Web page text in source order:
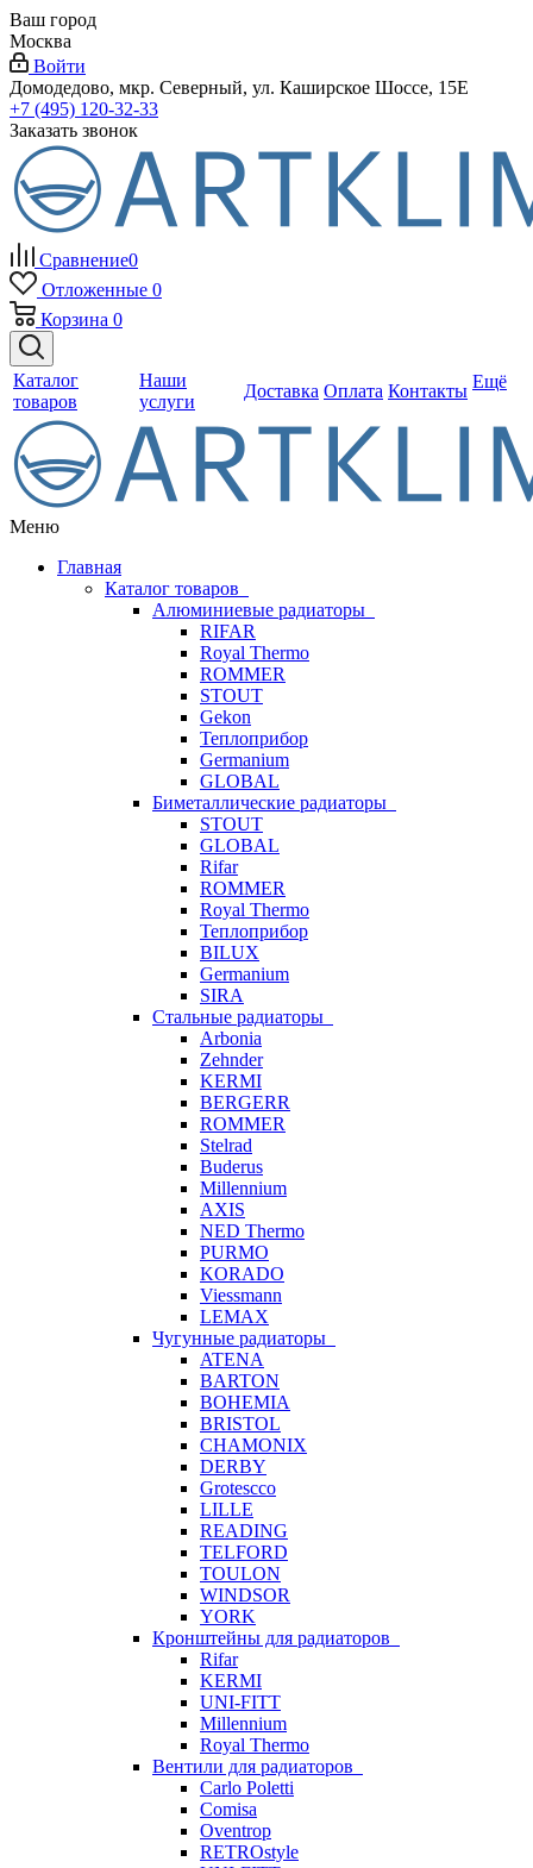
Ваш город
Москва
Войти
Домодедово, мкр. Северный, ул. Каширское Шоссе, 15Е
+7 (495) 120-32-33
Заказать звонок
Сравнение0
Отложенные 0
Корзина 0
Каталог
товаров
Наши
услуги
Доставка Оплата Контакты Ещё
Меню
Главная
Каталог товаров
Алюминиевые радиаторы
RIFAR
Royal Thermo
ROMMER
STOUT
Gekon
Теплоприбор
Germanium
GLOBAL
Биметаллические радиаторы
STOUT
GLOBAL
Rifar
ROMMER
Royal Thermo
Теплоприбор
BILUX
Germanium
SIRA
Стальные радиаторы
Arbonia
Zehnder
KERMI
BERGERR
ROMMER
Stelrad
Buderus
Millennium
AXIS
NED Thermo
PURMO
KORADO
Viessmann
LEMAX
Чугунные радиаторы
ATENA
BARTON
BOHEMIA
BRISTOL
CHAMONIX
DERBY
Grotescco
LILLE
READING
TELFORD
TOULON
WINDSOR
YORK
Кронштейны для радиаторов
Rifar
KERMI
UNI-FITT
Millennium
Royal Thermo
Вентили для радиаторов
Carlo Poletti
Comisa
Oventrop
RETROstyle